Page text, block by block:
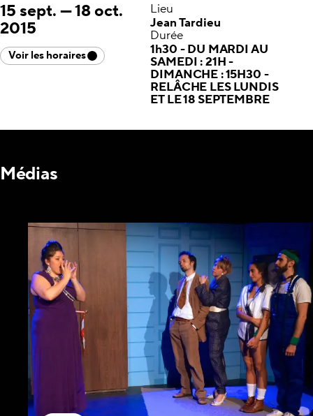
15 sept. —18 oct.
2015
Voir les horaires
Lieu
Jean Tardieu
Durée
1h30 - DU MARDI AU
SAMEDI : 21H -
DIMANCHE : 15H30 -
RELÂCHE LES LUNDIS
ET LE 18 SEPTEMBRE
Médias